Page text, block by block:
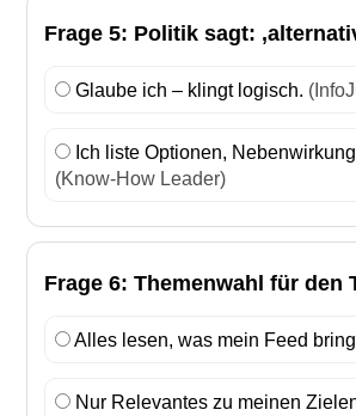
Frage 5: Politik sagt:
Glaube ich – klingt logisch.
Ich liste Optionen,
(Know-How Leader)
Frage 6: Themenwahl für den
Alles lesen, was mein Feed
Nur Relevantes zu meinen